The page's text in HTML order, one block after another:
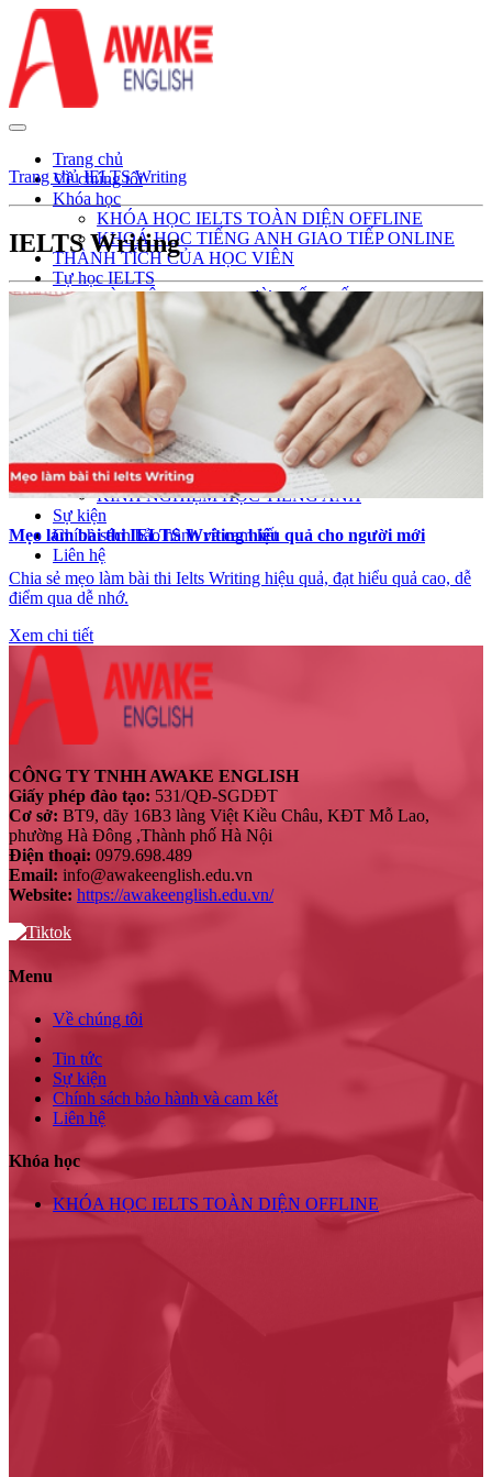
Trang chủ
Về chúng tôi
Khóa học
KHÓA HỌC IELTS TOÀN DIỆN OFFLINE
KHOÁ HỌC TIẾNG ANH GIAO TIẾP ONLINE
THÀNH TÍCH CỦA HỌC VIÊN
Tự học IELTS
TÀI LIỆU CHO NGƯỜI MẤT GỐC
TÀI LIỆU IELTS
IELTS LISTENING
IELTS READING
IELTS SPEAKING
IELTS WRITING
KHÓA HỌC VIDEO
Tin tức
TIẾNG ANH MẤT GỐC
TIẾNG ANH GIAO TIẾP
KINH NGHIỆM HỌC TIẾNG ANH
Sự kiện
Chính sách bảo hành và cam kết
Liên hệ
Trang chủ IELTS Writing
IELTS Writing
Mẹo làm bài thi IELTS Writing hiệu quả cho người mới
Chia sẻ mẹo làm bài thi Ielts Writing hiệu quả, đạt hiểu quả cao, dễ
điểm qua dễ nhớ.
Xem chi tiết
CÔNG TY TNHH AWAKE ENGLISH
Giấy phép đào tạo: 531/QĐ-SGDĐT
Cơ sở: BT9, dãy 16B3 làng Việt Kiều Châu, KĐT Mỗ Lao,
phường Hà Đông ,Thành phố Hà Nội
Điện thoại: 0979.698.489
Email: info@awakeenglish.edu.vn
Website: https://awakeenglish.edu.vn/
Menu
Về chúng tôi
Tin tức
Sự kiện
Chính sách bảo hành và cam kết
Liên hệ
Khóa học
KHÓA HỌC IELTS TOÀN DIỆN OFFLINE